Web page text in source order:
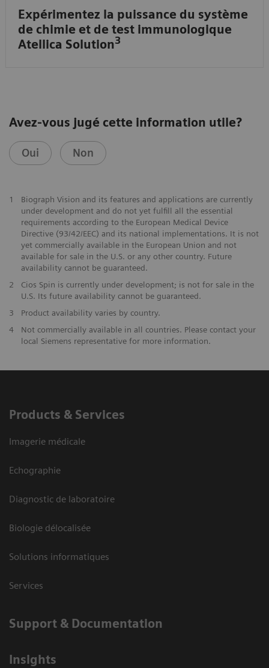
Expérimentez la puissance du système
de chimie et de test immunologique
Atellica Solution3
Avez-vous jugé cette information utile?
Oui Non
1
Biograph Vision and its features and applications are currently
under development and do not yet fulfill all the essential
requirements according to the European Medical Device
Directive (93/42/EEC) and its national implementations. It is not
yet commercially available in the European Union and not
available for sale in the U.S. or any other country. Future
availability cannot be guaranteed.
2
Cios Spin is currently under development; is not for sale in the
U.S. Its future availability cannot be guaranteed.
3
Product availability varies by country.
4
Not commercially available in all countries. Please contact your
local Siemens representative for more information.
Products & Services
Imagerie médicale
Echographie
Diagnostic de laboratoire
Biologie délocalisée
Solutions informatiques
Services
Support & Documentation
Insights